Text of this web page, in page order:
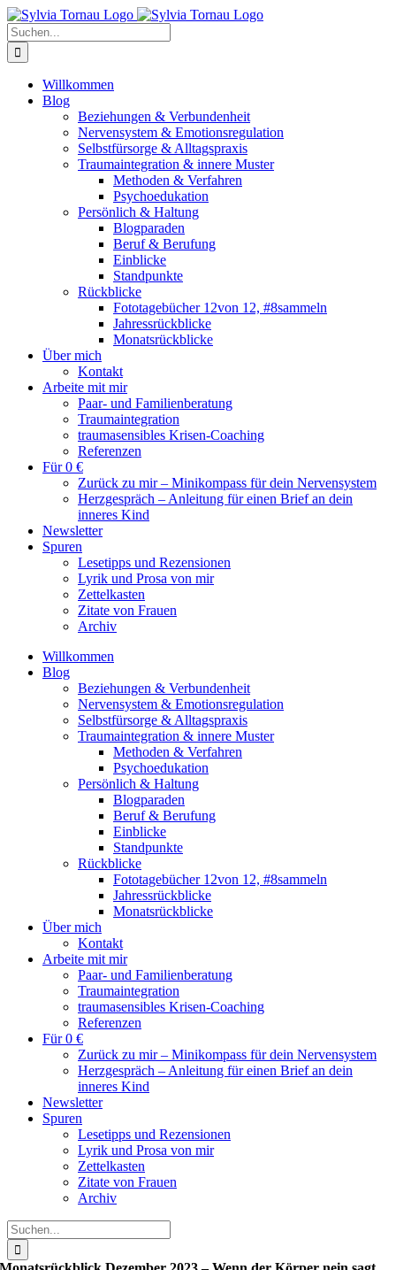
Zum
Inhalt
springen
Suche
nach:
Willkommen
Blog
Beziehungen & Verbundenheit
Nervensystem & Emotionsregulation
Selbstfürsorge & Alltagspraxis
Traumaintegration & innere Muster
Methoden & Verfahren
Psychoedukation
Persönlich & Haltung
Blogparaden
Beruf & Berufung
Einblicke
Standpunkte
Rückblicke
Fototagebücher 12von 12, #8sammeln
Jahressrückblicke
Monatsrückblicke
Über mich
Kontakt
Arbeite mit mir
Paar- und Familienberatung
Traumaintegration
traumasensibles Krisen-Coaching
Referenzen
Für 0 €
Zurück zu mir – Minikompass für dein Nervensystem
Herzgespräch – Anleitung für einen Brief an dein
inneres Kind
Newsletter
Spuren
Lesetipps und Rezensionen
Lyrik und Prosa von mir
Zettelkasten
Zitate von Frauen
Archiv
Willkommen
Blog
Beziehungen & Verbundenheit
Nervensystem & Emotionsregulation
Selbstfürsorge & Alltagspraxis
Traumaintegration & innere Muster
Methoden & Verfahren
Psychoedukation
Persönlich & Haltung
Blogparaden
Beruf & Berufung
Einblicke
Standpunkte
Rückblicke
Fototagebücher 12von 12, #8sammeln
Jahressrückblicke
Monatsrückblicke
Über mich
Kontakt
Arbeite mit mir
Paar- und Familienberatung
Traumaintegration
traumasensibles Krisen-Coaching
Referenzen
Für 0 €
Zurück zu mir – Minikompass für dein Nervensystem
Herzgespräch – Anleitung für einen Brief an dein
inneres Kind
Newsletter
Spuren
Lesetipps und Rezensionen
Lyrik und Prosa von mir
Zettelkasten
Zitate von Frauen
Archiv
Suche
nach: